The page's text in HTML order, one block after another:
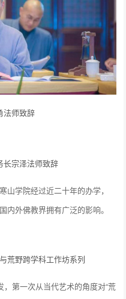
法师致辞
长宗泽法师致辞
山学院经过近二十年的办学，
内外佛教界拥有广泛的影响。
荒野跨学科工作坊系列
，第一次从当代艺术的角度对“荒